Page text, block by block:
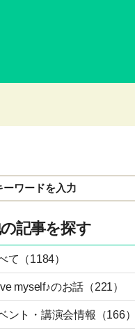
記事を探す
て（1184）
myself♪のお話（221）
ント・講演会情報（166）